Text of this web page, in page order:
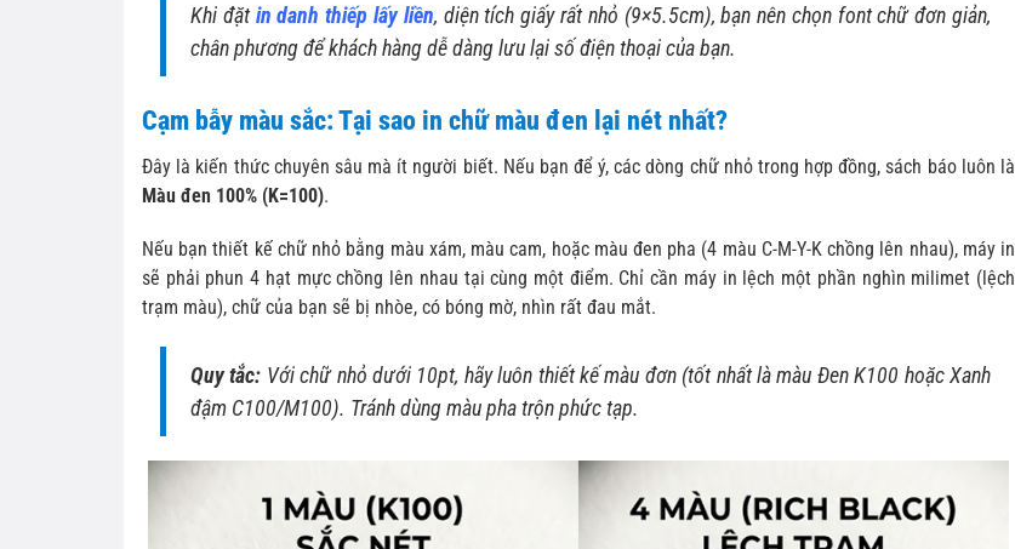
Khi đặtin danh thiếp lấy liền, diện tích giấy rất nhỏ (9×5.5cm), bạn nên chọn font chữ đơn giản,
chân phương để khách hàng dễ dàng lưu lại số điện thoại của bạn.
Cạm bẫy màu sắc: Tại sao in chữ màu đen lại nét nhất?
Đây là kiến thức chuyên sâu mà ít người biết. Nếu bạn để ý, các dòng chữ nhỏ trong hợp đồng, sách báo luôn là
Màu đen 100% (K=100).
Nếu bạn thiết kế chữ nhỏ bằng màu xám, màu cam, hoặc màu đen pha (4 màu C-M-Y-K chồng lên nhau), máy in
sẽ phải phun 4 hạt mực chồng lên nhau tại cùng một điểm. Chỉ cần máy in lệch một phần nghìn milimet (lệch
trạm màu), chữ của bạn sẽ bị nhòe, có bóng mờ, nhìn rất đau mắt.
Quy tắc: Với chữ nhỏ dưới 10pt, hãy luôn thiết kế màu đơn (tốt nhất là màu Đen K100 hoặc Xanh
đậm C100/M100). Tránh dùng màu pha trộn phức tạp.